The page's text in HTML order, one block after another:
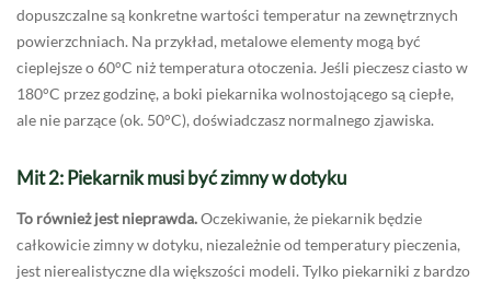
dopuszczalne są konkretne wartości temperatur na zewnętrznych
powierzchniach. Na przykład, metalowe elementy mogą być
cieplejsze o 60°C niż temperatura otoczenia. Jeśli pieczesz ciasto w
180°C przez godzinę, a boki piekarnika wolnostojącego są ciepłe,
ale nie parzące (ok. 50°C), doświadczasz normalnego zjawiska.
Mit 2: Piekarnik musi być zimny w dotyku
To również jest nieprawda.Oczekiwanie, że piekarnik będzie
całkowicie zimny w dotyku, niezależnie od temperatury pieczenia,
jest nierealistyczne dla większości modeli. Tylko piekarniki z bardzo